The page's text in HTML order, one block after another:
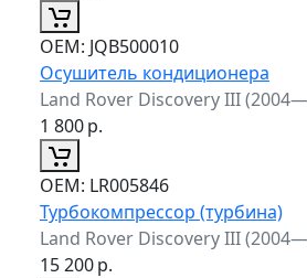
ОЕМ: JQB500010
Осушитель кондиционера
Land Rover Discovery III
1 800р.
ОЕМ: LR005846
Турбокомпрессор (турбина)
Land Rover Discovery III
15 200р.